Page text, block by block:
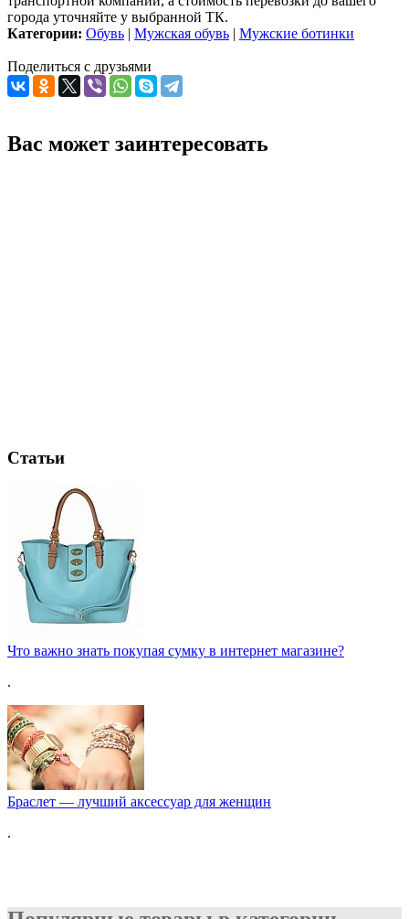
города уточняйте у выбранной ТК.
Категории: Обувь | Мужская обувь | Мужские ботинки
Поделиться с друзьями
Вас может заинтересовать
Статьи
Что важно знать покупая сумку в интернет магазине?
.
Браслет — лучший аксессуар для женщин
.